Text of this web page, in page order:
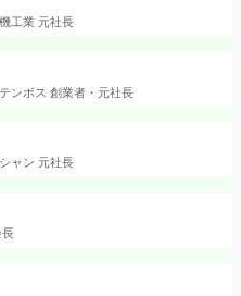
工業 元社長
ンボス 創業者・元社長
ャン 元社長